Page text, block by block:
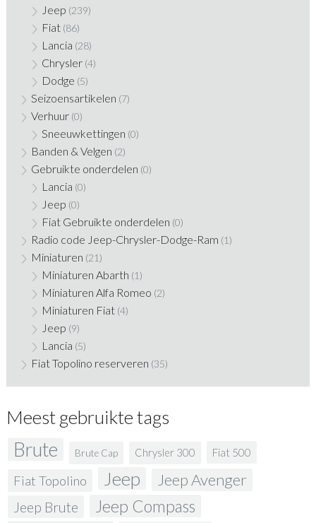
Jeep (239)
Fiat (86)
Lancia (28)
Chrysler (4)
Dodge (5)
Seizoensartikelen (7)
Verhuur (0)
Sneeuwkettingen (0)
Banden & Velgen (2)
Gebruikte onderdelen (0)
Lancia (0)
Jeep (0)
Fiat Gebruikte onderdelen (0)
Radio code Jeep-Chrysler-Dodge-Ram (1)
Miniaturen (21)
Miniaturen Abarth (1)
Miniaturen Alfa Romeo (2)
Miniaturen Fiat (4)
Jeep (9)
Lancia (5)
Fiat Topolino reserveren (35)
Meest gebruikte tags
Brute Brute Cap Chrysler 300 Fiat 500
Fiat Topolino Jeep Jeep Avenger
Jeep Brute Jeep Compass